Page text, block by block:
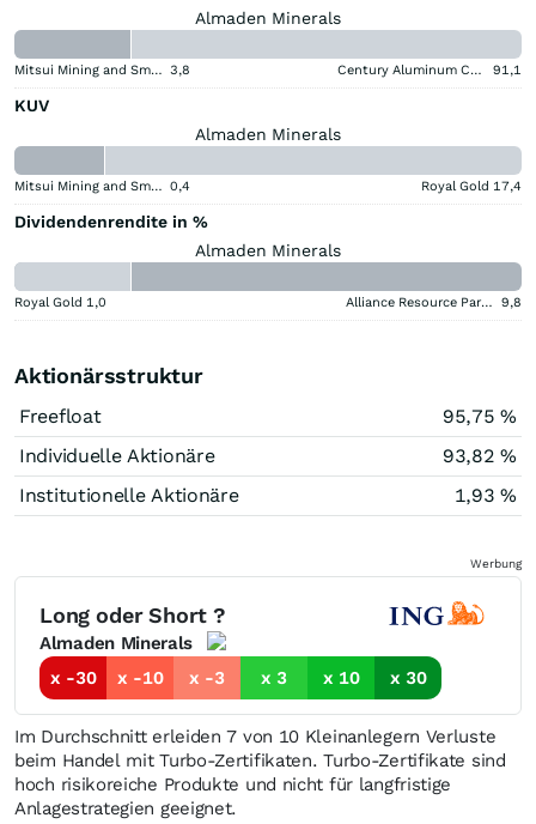
Almaden Minerals
Mitsui Mining and Smelting Company 3,8 Century Aluminum Company 91,1
KUV
Almaden Minerals
Mitsui Mining and Smelting Company 0,4 Royal Gold 17,4
Dividendenrendite in %
Almaden Minerals
Royal Gold 1,0 Alliance Resource Partners 9,8
Aktionärsstruktur
Freefloat
95,75 %
Individuelle Aktionäre
93,82 %
Institutionelle Aktionäre
1,93 %
Werbung
Long oder Short ?
Almaden Minerals
x -30
x -10 x -3 x 3 x 10 x 30
Im Durchschnitt erleiden 7 von 10 Kleinanlegern Verluste
beim Handel mit Turbo-Zertifikaten. Turbo-Zertifikate sind
hoch risikoreiche Produkte und nicht für langfristige
Anlagestrategien geeignet.